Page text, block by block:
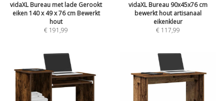
vidaXL Bureau met lade Gerookt
eiken 140 x 49 x 76 cm Bewerkt
hout
€ 191,99
vidaXL Bureau 90x45x76 cm
bewerkt hout artisanaal
eikenkleur
€ 117,99